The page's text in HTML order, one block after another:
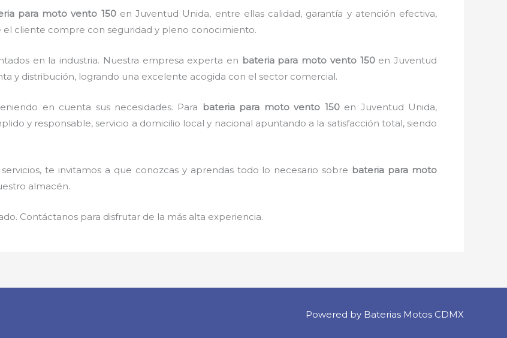
para moto vento 150 en Juventud Unida, entre ellas calidad, garantía y atención efectiva,
cliente compre con seguridad y pleno conocimiento.
en la industria. Nuestra empresa experta en bateria para moto vento 150en Juventud
y distribución, logrando una excelente acogida con el sector comercial.
en cuenta sus necesidades. Para bateria para moto vento 150en Juventud Unida,
y responsable, servicio a domicilio local y nacional apuntando a la satisfacción total, siendo
te invitamos a que conozcas y aprendas todo lo necesario sobre bateria para moto
almacén.
Contáctanos para disfrutar de la más alta experiencia.
Powered by Baterias Motos CDMX